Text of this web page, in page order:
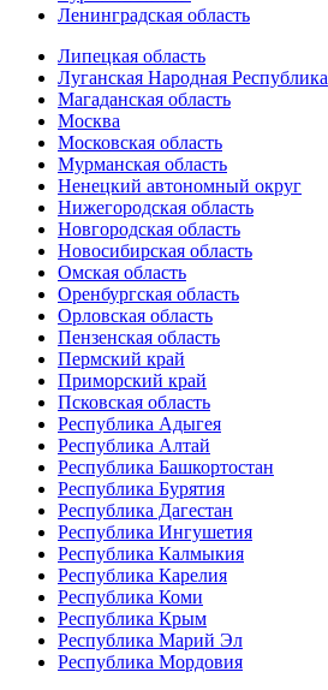
Ленинградская область
Липецкая область
Луганская Народная Республика
Магаданская область
Москва
Московская область
Мурманская область
Ненецкий автономный округ
Нижегородская область
Новгородская область
Новосибирская область
Омская область
Оренбургская область
Орловская область
Пензенская область
Пермский край
Приморский край
Псковская область
Республика Адыгея
Республика Алтай
Республика Башкортостан
Республика Бурятия
Республика Дагестан
Республика Ингушетия
Республика Калмыкия
Республика Карелия
Республика Коми
Республика Крым
Республика Марий Эл
Республика Мордовия